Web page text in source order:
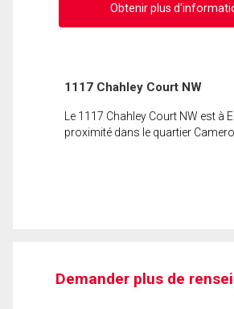
Obtenir plus
1117 Chahley Court NW
Le 1117 Chahley Court NW est à
proximité dans le quartier
Demander plus de